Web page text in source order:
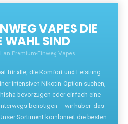
VAPES DIE
WAHL SIND
an Premium-Einweg Vapes.
für alle, die Komfort und Leistung
intensiven Nikotin-Option suchen,
bevorzugen oder einfach eine
benötigen – wir haben das
Sortiment kombiniert die besten